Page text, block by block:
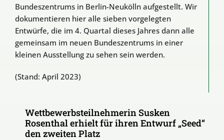
Bundeszentrums in Berlin-Neukölln aufgestellt. Wir
dokumentieren hier alle sieben vorgelegten
Entwürfe, die im 4. Quartal dieses Jahres dann alle
gemeinsam im neuen Bundeszentrums in einer
kleinen Ausstellung zu sehen sein werden.
(Stand: April 2023)
Wettbewerbsteilnehmerin Susken
Rosenthal erhielt für ihren Entwurf „Seed“
den zweiten Platz